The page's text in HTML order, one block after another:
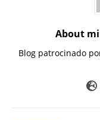
About
Blog patrocinado